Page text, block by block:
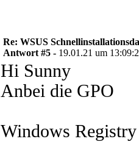
Re: WSUS
Antwort #5 - 19.01.21 um
Hi Sunny
Anbei die GPO
Windows